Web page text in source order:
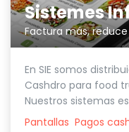
En SIE somos
Cashdro para food
Nuestros sistemas
Pantallas Pagos